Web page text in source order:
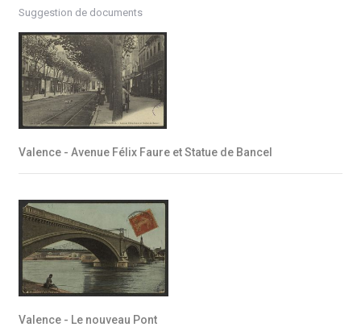
Suggestion de documents
Valence - Avenue Félix Faure et Statue de Bancel
Valence - Le nouveau Pont